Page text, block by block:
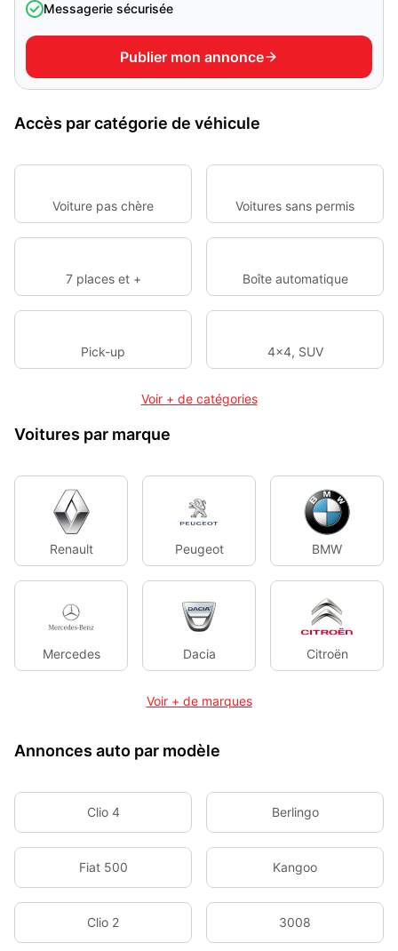
Messagerie sécurisée
Publier mon annonce
Accès par catégorie de véhicule
Voiture pas chère Voitures sans permis
7 places et + Boîte automatique
Pick-up 4x4, SUV
Voir + de catégories
Voitures par marque
Renault Peugeot BMW
Mercedes Dacia Citroën
Voir + de marques
Annonces auto par modèle
Clio 4 Berlingo
Fiat 500 Kangoo
Clio 2 3008